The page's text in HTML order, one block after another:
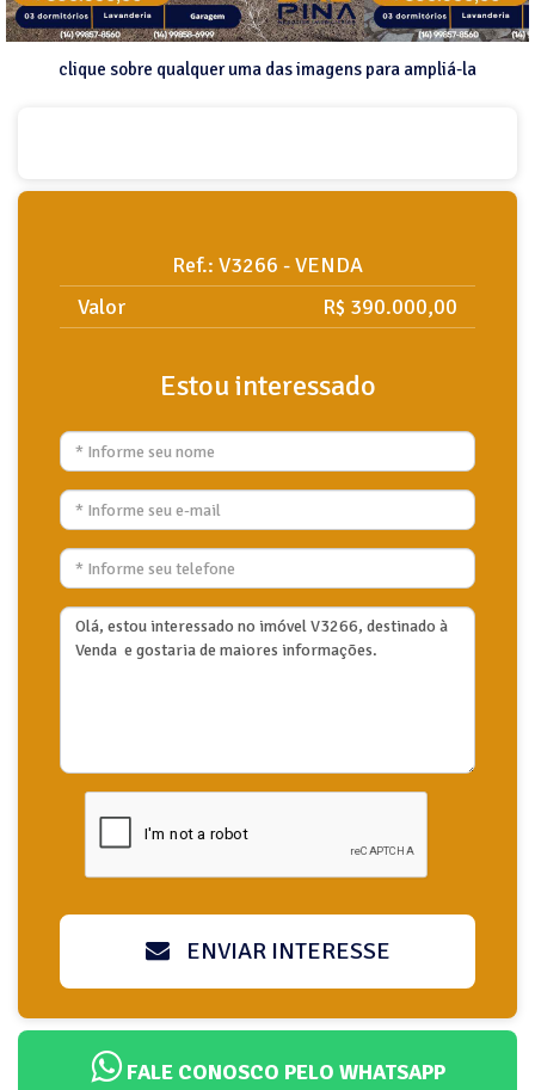
clique sobre qualquer uma das imagens para ampliá-la
Ref.: V3266 - VENDA
Valor
R$ 390.000,00
Estou interessado
ENVIAR INTERESSE
FALE CONOSCO PELO WHATSAPP